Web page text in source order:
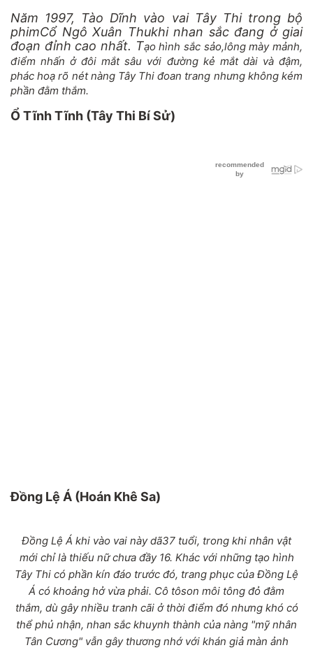
Năm 1997, Tào Dĩnh vào vai Tây Thi trong bộ
phimCổ Ngô Xuân Thukhi nhan sắc đang ở giai
đoạn đỉnh cao nhất. Tạo hình sắc sảo,lông mày mảnh,
điểm nhấn ở đôi mắt sâu với đường kẻ mắt dài và đậm,
phác hoạ rõ nét nàng Tây Thi đoan trang nhưng không kém
phần đằm thắm.
Ổ Tĩnh Tĩnh (Tây Thi Bí Sử)
Đồng Lệ Á (Hoán Khê Sa)
Đồng Lệ Á khi vào vai này dã37 tuổi, trong khi nhân vật
mới chỉ là thiếu nữ chưa đầy 16. Khác với những tạo hình
Tây Thi có phần kín đáo trước đó, trang phục của Đồng Lệ
Á có khoảng hở vừa phải. Cô tôson môi tông đỏ đằm
thắm, dù gây nhiều tranh cãi ở thời điểm đó nhưng khó có
thể phủ nhận, nhan sắc khuynh thành của nàng "mỹ nhân
Tân Cương" vẫn gây thương nhớ với khán giả màn ảnh